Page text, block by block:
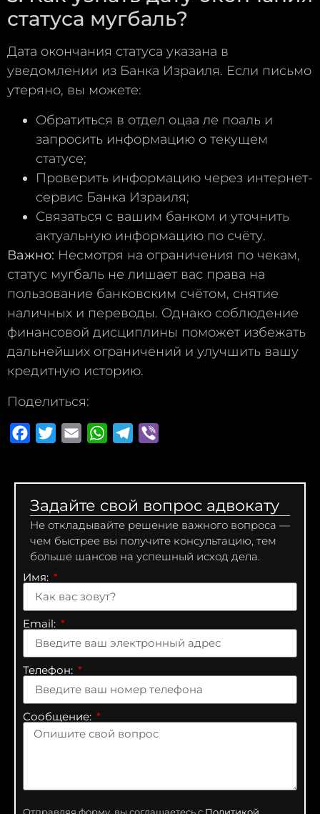
статуса мугбаль?
Дата окончания статуса указана в
уведомлении из Банка Израиля. Если письмо
утеряно, вы можете:
Обратиться в отдел оцаа ле поаль и
запросить информацию о текущем
статусе;
Проверить информацию через интернет-
сервис Банка Израиля;
Связаться с вашим банком и уточнить
актуальную информацию по счёту.
Важно: Несмотря на ограничения по чекам,
статус мугбаль не лишает вас права на
пользование банковским счётом, снятие
наличных и переводы. Однако соблюдение
финансовой дисциплины поможет избежать
дальнейших ограничений и улучшить вашу
кредитную историю.
Поделиться:
FacebookTwitterEmail WhatsApp
Telegram
Задайте свой вопрос адвокату
Не откладывайте решение важного вопроса —
чем быстрее вы получите консультацию, тем
больше шансов на успешный исход дела.
Имя:
Email:
Телефон:
Сообщение:
Отправляя форму, вы соглашаетесь с Политикой